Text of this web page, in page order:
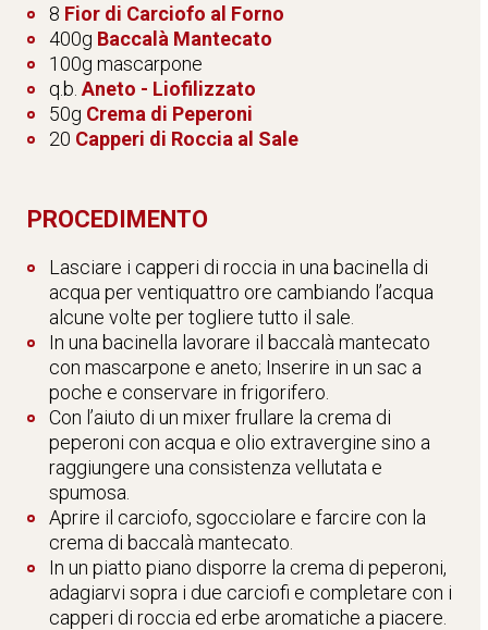
8 Fior di Carciofo al Forno
400g Baccalà Mantecato
100g mascarpone
q.b. Aneto - Liofilizzato
50g Crema di Peperoni
20 Capperi di Roccia al Sale
PROCEDIMENTO
Lasciare i capperi di roccia in una bacinella di
acqua per ventiquattro ore cambiando l’acqua
alcune volte per togliere tutto il sale.
In una bacinella lavorare il baccalà mantecato
con mascarpone e aneto; Inserire in un sac a
poche e conservare in frigorifero.
Con l’aiuto di un mixer frullare la crema di
peperoni con acqua e olio extravergine sino a
raggiungere una consistenza vellutata e
spumosa.
Aprire il carciofo, sgocciolare e farcire con la
crema di baccalà mantecato.
In un piatto piano disporre la crema di peperoni,
adagiarvi sopra i due carciofi e completare con i
capperi di roccia ed erbe aromatiche a piacere.